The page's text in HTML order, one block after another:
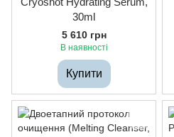
30ml
5 610 грн
В наявності
Купити